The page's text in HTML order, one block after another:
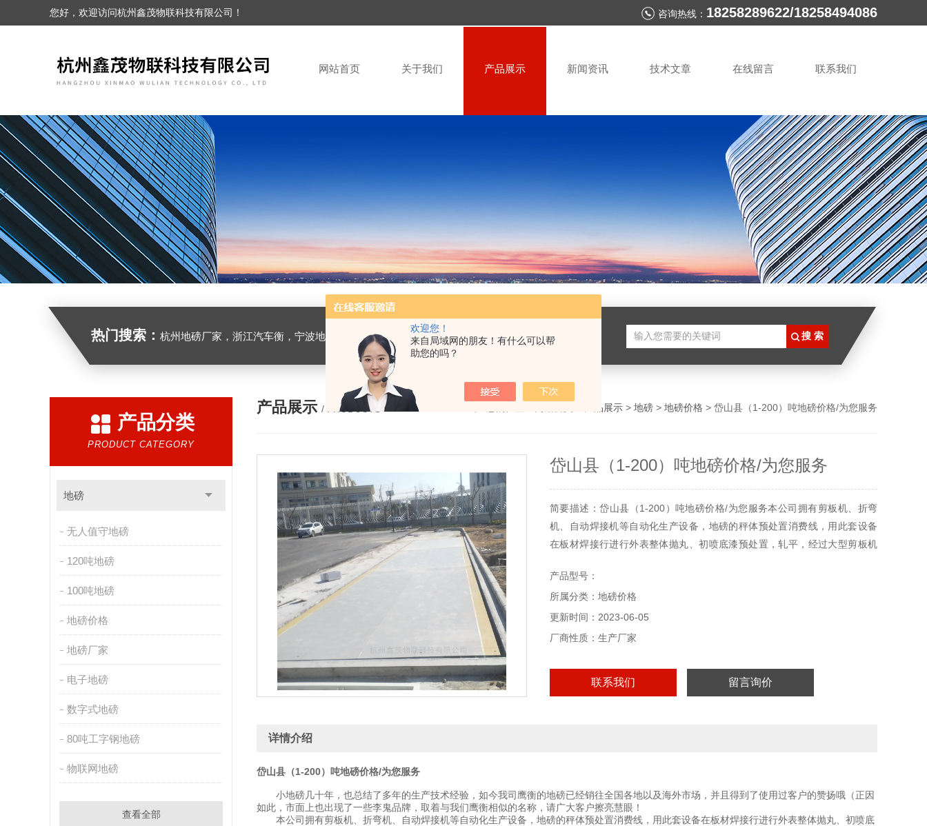
欢迎您！
来自局域网的朋友！有什么可以帮
助您的吗？
您好，欢迎访问杭州鑫茂物联科技有限公司！ 咨询热线： 18258289622/18258494086
网站首页 关于我们 产品展示 新闻资讯 技术文章 在线留言 联系我们
热门搜索： 杭州地磅厂家，浙江汽车衡，宁波地磅价格，浙江地磅维修，杭州地磅，宁波地磅，湖州地磅
产品分类
PRODUCT CATEGORY
地磅
无人值守地磅
120吨地磅
100吨地磅
地磅价格
地磅厂家
电子地磅
数字式地磅
80吨工字钢地磅
物联网地磅
查看全部
产品展示 / PRODUCTS 产品展示 > 地磅 > 地磅价格 > 岱山县（1-200）吨地磅价格/为您服务
岱山县（1-200）吨地磅价格/为您服务
简要描述：岱山县（1-200）吨地磅价格/为您服务本公司拥有剪板机、折弯
机、自动焊接机等自动化生产设备，地磅的秤体预处置消费线，用此套设备
在板材焊接行进行外表整体抛丸、初喷底漆预处置，轧平，经过大型剪板机
动焊接，焊缝丰满、润滑平整、美观，立缝等采用CO2气体维护焊，焊接性
能契合国度规范，保证了产品的运用寿命，能够对客户承诺更长的质量保证
期.
产品型号：
所属分类：地磅价格
更新时间：2023-06-05
厂商性质：生产厂家
联系我们 留言询价
详情介绍
岱山县（1-200）吨地磅价格/为您服务
小地磅几十年，也总结了多年的生产技术经验，如今我司鹰衡的地磅已经销往全国各地以及海外市场，并且得到了使用过客户的赞扬哦（正因
如此，市面上也出现了一些李鬼品牌，取着与我们鹰衡相似的名称，请广大客户擦亮慧眼！
本公司拥有剪板机、折弯机、自动焊接机等自动化生产设备，地磅的秤体预处置消费线，用此套设备在板材焊接行进行外表整体抛丸、初喷底